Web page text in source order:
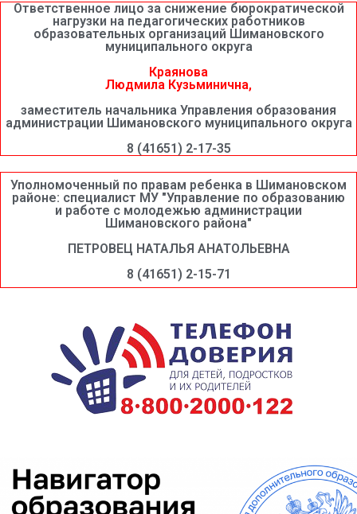
Ответственное лицо за снижение бюрократической
нагрузки на педагогических работников
образовательных организаций Шимановского
муниципального округа
Краянова
Людмила Кузьминична,
заместитель начальника Управления образования
администрации Шимановского муниципального округа
8 (41651) 2-17-35
Уполномоченный по правам ребенка в Шимановском
районе: специалист МУ "Управление по образованию
и работе с молодежью администрации
Шимановского района"
ПЕТРОВЕЦ НАТАЛЬЯ АНАТОЛЬЕВНА
8 (41651) 2-15-71